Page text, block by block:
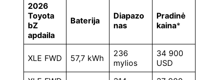
2026
Toyota
bZ
apdaila
Baterija
Diapazo
nas
Pradinė
kaina*
XLE FWD 57,7 kWh
236
mylios
34 900
USD